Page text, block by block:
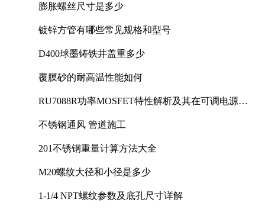
膨胀螺丝尺寸是多少
镀锌方管有哪些常见规格和型号
D400球墨铸铁井盖重多少
覆膜砂的耐高温性能如何
RU7088R功率MOSFET特性解析及其在可调电源设
不锈钢通风 管道施工
201不锈钢重量计算方法大全
M20螺纹大径和小径是多少
1-1/4 NPT螺纹参数及底孔尺寸详解